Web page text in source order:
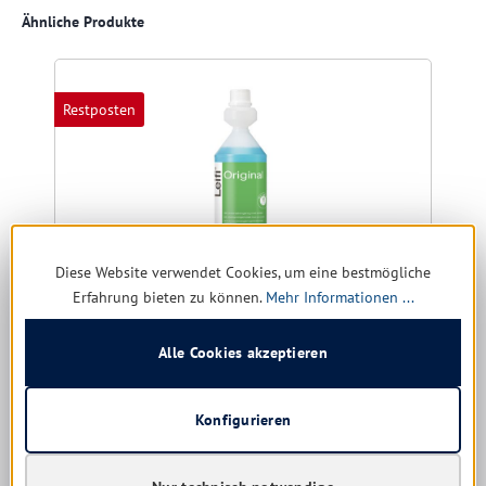
Produktgalerie überspringen
Ähnliche Produkte
Restposten
Diese Website verwendet Cookies, um eine bestmögliche
Erfahrung bieten zu können. Mehr Informationen ...
Konfigurieren
Alle Cookies akzeptieren